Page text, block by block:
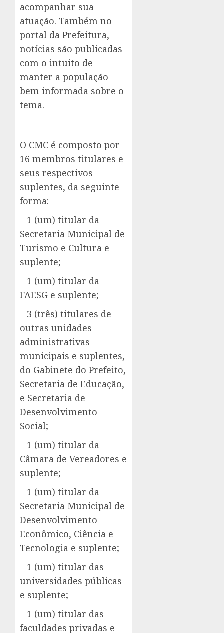
acompanhar sua
atuação. Também no
portal da Prefeitura,
notícias são publicadas
com o intuito de
manter a população
bem informada sobre o
tema.
O CMC é composto por
16 membros titulares e
seus respectivos
suplentes, da seguinte
forma:
– 1 (um) titular da
Secretaria Municipal de
Turismo e Cultura e
suplente;
– 1 (um) titular da
FAESG e suplente;
– 3 (três) titulares de
outras unidades
administrativas
municipais e suplentes,
do Gabinete do Prefeito,
Secretaria de Educação,
e Secretaria de
Desenvolvimento
Social;
– 1 (um) titular da
Câmara de Vereadores e
suplente;
– 1 (um) titular da
Secretaria Municipal de
Desenvolvimento
Econômico, Ciência e
Tecnologia e suplente;
– 1 (um) titular das
universidades públicas
e suplente;
– 1 (um) titular das
faculdades privadas e